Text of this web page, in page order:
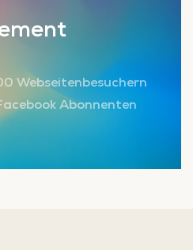
Webseitenbesuchern
Abonnenten